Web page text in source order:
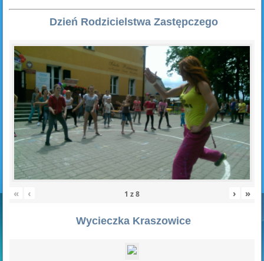
Dzień Rodzicielstwa Zastępczego
« ‹ 1 z8 › »
Wycieczka Kraszowice